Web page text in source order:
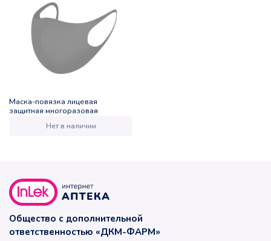
Маска-повязка лицевая
защитная многоразовая
Нет в наличии
Общество с дополнительной
ответственностью «ДКМ-ФАРМ»